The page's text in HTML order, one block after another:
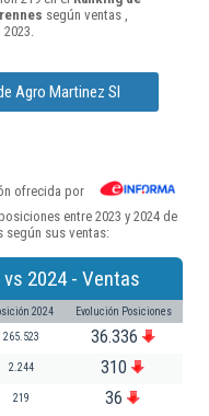
según ventas ,
Agro Martinez Sl
ofrecida por
entre 2023 y 2024 de
según sus ventas:
2024 - Ventas
2024 Evolución Posiciones
265.523 36.336
2.244 310
219 36